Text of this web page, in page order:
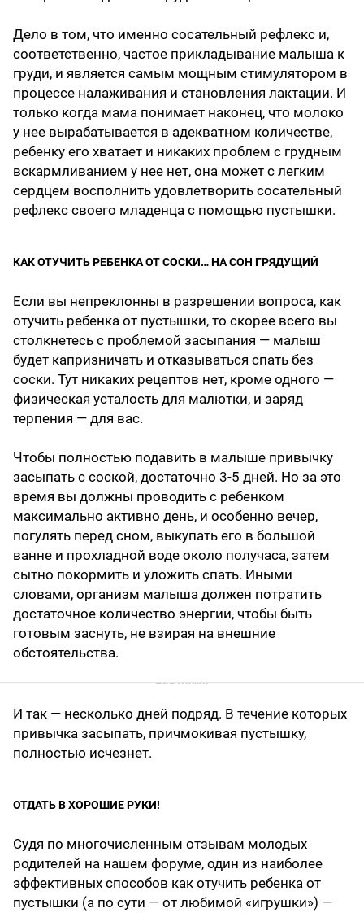
Дело в том, что именно сосательный рефлекс и,
соответственно, частое прикладывание малыша к
груди, и является самым мощным стимулятором в
процессе налаживания и становления лактации. И
только когда мама понимает наконец, что молоко
у нее вырабатывается в адекватном количестве,
ребенку его хватает и никаких проблем с грудным
вскармливанием у нее нет, она может с легким
сердцем восполнить удовлетворить сосательный
рефлекс своего младенца с помощью пустышки.
КАК ОТУЧИТЬ РЕБЕНКА ОТ СОСКИ… НА СОН ГРЯДУЩИЙ
Если вы непреклонны в разрешении вопроса, как
отучить ребенка от пустышки, то скорее всего вы
столкнетесь с проблемой засыпания — малыш
будет капризничать и отказываться спать без
соски. Тут никаких рецептов нет, кроме одного —
физическая усталость для малютки, и заряд
терпения — для вас.
Чтобы полностью подавить в малыше привычку
засыпать с соской, достаточно 3-5 дней. Но за это
время вы должны проводить с ребенком
максимально активно день, и особенно вечер,
погулять перед сном, выкупать его в большой
ванне и прохладной воде около получаса, затем
сытно покормить и уложить спать. Иными
словами, организм малыша должен потратить
достаточное количество энергии, чтобы быть
готовым заснуть, не взирая на внешние
обстоятельства.
И так — несколько дней подряд. В течение которых
привычка засыпать, причмокивая пустышку,
полностью исчезнет.
ОТДАТЬ В ХОРОШИЕ РУКИ!
Судя по многочисленным отзывам молодых
родителей на нашем форуме, один из наиболее
эффективных способов как отучить ребенка от
пустышки (а по сути — от любимой «игрушки») —